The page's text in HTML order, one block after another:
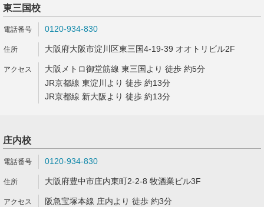
東三国校
0120-934-830
大阪府大阪市淀川区東三国4-19-39 オオトリビル2F
大阪メトロ御堂筋線 東三国より 徒歩 約5分
JR京都線 東淀川より 徒歩 約13分
JR京都線 新大阪より 徒歩 約13分
庄内校
0120-934-830
大阪府豊中市庄内東町2-2-8 牧酒業ビル3F
阪急宝塚本線 庄内より 徒歩 約3分